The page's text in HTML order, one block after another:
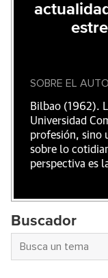
SOBRE EL
Bilbao (1962).
Universidad
profesión, sino
sobre lo
perspectiva es
Buscador